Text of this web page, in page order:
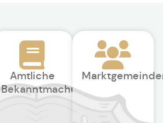
Amtliche
Bekanntmachungen